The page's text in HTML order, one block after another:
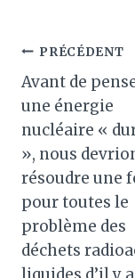
de
l’article
PRÉCÉDENT
Avant de
une énergie
nucléaire «
», nous
résoudre une
pour toutes le
problème des
déchets